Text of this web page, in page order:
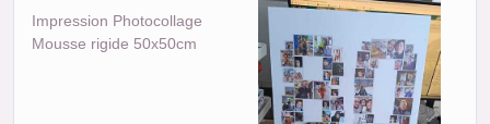
Impression Photocollage
Mousse rigide 50x50cm